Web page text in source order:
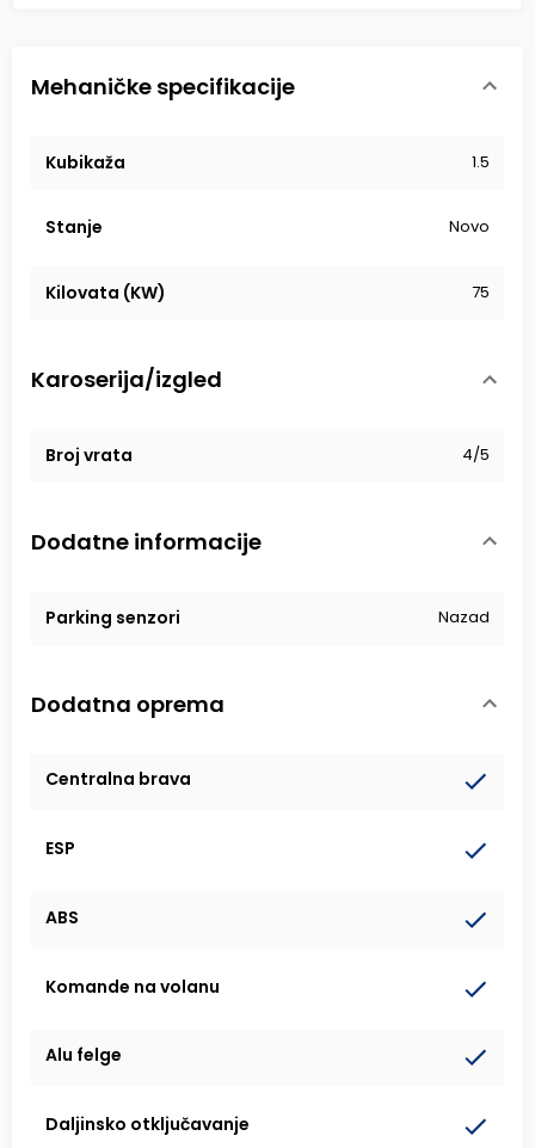
Mehaničke specifikacije
Kubikaža 1.5
Stanje Novo
Kilovata (KW) 75
Karoserija/izgled
Broj vrata 4/5
Dodatne informacije
Parking senzori Nazad
Dodatna oprema
Centralna brava
ESP
ABS
Komande na volanu
Alu felge
Daljinsko otključavanje